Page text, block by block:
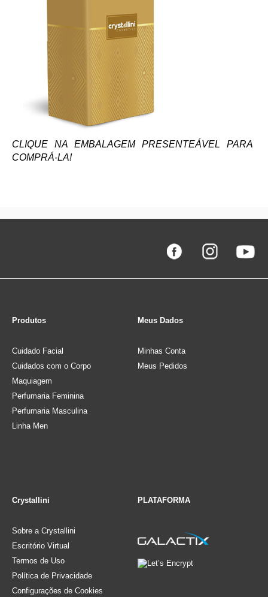
CLIQUE NA EMBALAGEM PRESENTEÁVEL PARA
COMPRÁ-LA!
Produtos
Cuidado Facial
Cuidados com o Corpo
Maquiagem
Perfumaria Feminina
Perfumaria Masculina
Linha Men
Meus Dados
Minhas Conta
Meus Pedidos
Crystallini
Sobre a Crystallini
Escritório Virtual
Termos de Uso
Política de Privacidade
Configurações de Cookies
PLATAFORMA